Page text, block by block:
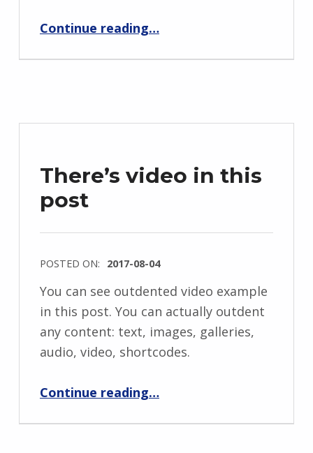
Continue reading…
There’s video in this
post
POSTED ON: 2017-08-04
You can see outdented video example
in this post. You can actually outdent
any content: text, images, galleries,
audio, video, shortcodes.
Continue reading…